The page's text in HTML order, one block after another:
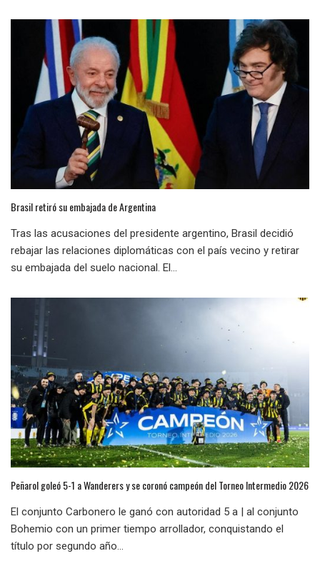
Brasil retiró su embajada de Argentina
Tras las acusaciones del presidente argentino, Brasil decidió
rebajar las relaciones diplomáticas con el país vecino y retirar
su embajada del suelo nacional. El...
Peñarol goleó 5-1 a Wanderers y se coronó campeón del Torneo Intermedio 2026
El conjunto Carbonero le ganó con autoridad 5 a | al conjunto
Bohemio con un primer tiempo arrollador, conquistando el
título por segundo año...